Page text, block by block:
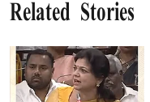
Related Stories